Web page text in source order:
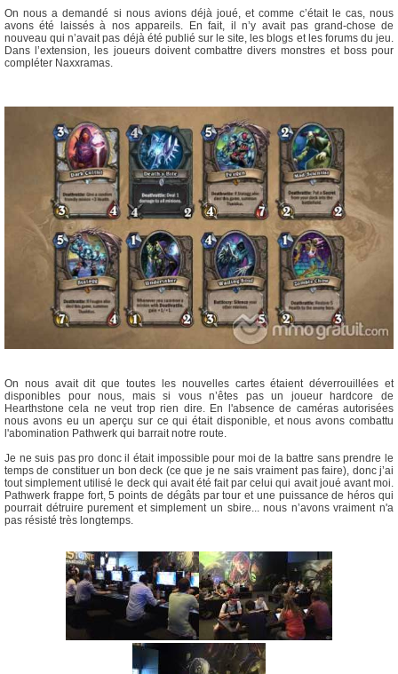
On nous a demandé si nous avions déjà joué, et comme c’était le cas, nous
avons été laissés à nos appareils. En fait, il n’y avait pas grand-chose de
nouveau qui n’avait pas déjà été publié sur le site, les blogs et les forums du jeu.
Dans l’extension, les joueurs doivent combattre divers monstres et boss pour
compléter Naxxramas.
On nous avait dit que toutes les nouvelles cartes étaient déverrouillées et
disponibles pour nous, mais si vous n’êtes pas un joueur hardcore de
Hearthstone cela ne veut trop rien dire. En l'absence de caméras autorisées
nous avons eu un aperçu sur ce qui était disponible, et nous avons combattu
l'abomination Pathwerk qui barrait notre route.
Je ne suis pas pro donc il était impossible pour moi de la battre sans prendre le
temps de constituer un bon deck (ce que je ne sais vraiment pas faire), donc j’ai
tout simplement utilisé le deck qui avait été fait par celui qui avait joué avant moi.
Pathwerk frappe fort, 5 points de dégâts par tour et une puissance de héros qui
pourrait détruire purement et simplement un sbire... nous n’avons vraiment n'a
pas résisté très longtemps.